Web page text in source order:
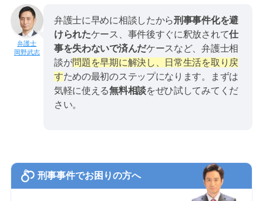
岡野武志
弁護士に早めに相談したから刑事事件化を避
けられたケース、事件後すぐに釈放されて仕
事を失わないで済んだケースなど、弁護士相
談が問題を早期に解決し、日常生活を取り戻
すための最初のステップになります。まずは
気軽に使える無料相談をぜひ試してみてくだ
さい。
刑事事件でお困りの方へ